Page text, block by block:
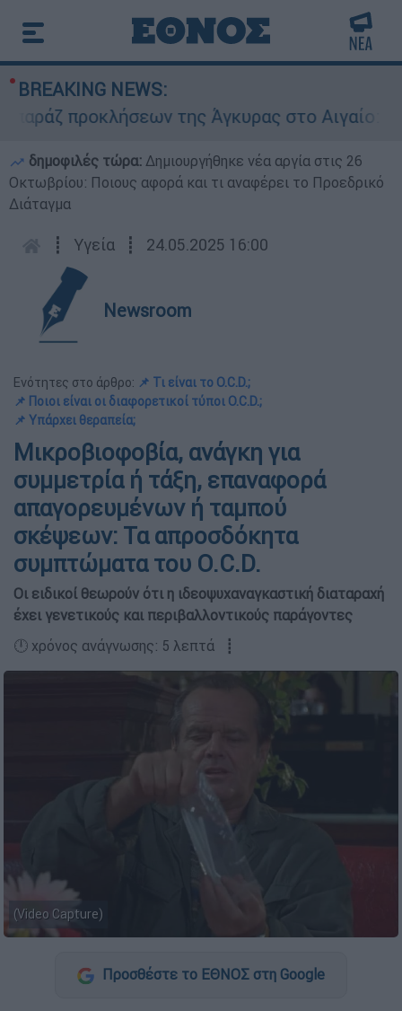
BREAKING NEWS:
προκλήσεων της Άγκυρας στο Αιγαίο:
δημοφιλές τώρα: Δημιουργήθηκε νέα αργία στις 26
Οκτωβρίου: Ποιους αφορά και τι αναφέρει το Προεδρικό
Διάταγμα
┋ Υγεία ┋ 24.05.2025 16:00
Newsroom
Ενότητες στο άρθρο: 📌 Τι είναι το O.C.D.;
📌 Ποιοι είναι οι διαφορετικοί τύποι O.C.D.;
📌 Υπάρχει θεραπεία;
Μικροβιοφοβία, ανάγκη για
συμμετρία ή τάξη, επαναφορά
απαγορευμένων ή ταμπού
σκέψεων: Τα απροσδόκητα
συμπτώματα του O.C.D.
Οι ειδικοί θεωρούν ότι η ιδεοψυχαναγκαστική διαταραχή
έχει γενετικούς και περιβαλλοντικούς παράγοντες
🕛 χρόνος ανάγνωσης: 5 λεπτά ┋
(Video Capture)
Προσθέστε το ΕΘΝΟΣ στη Google